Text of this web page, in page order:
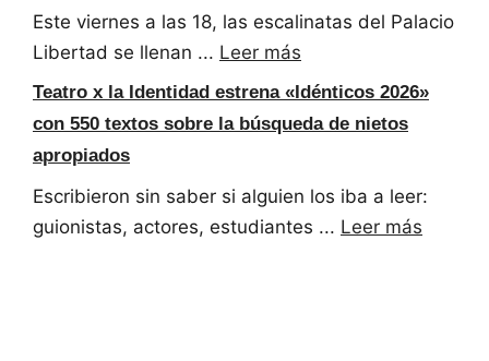
Este viernes a las 18, las escalinatas del Palacio
Libertad se llenan ... Leer más
Teatro x la Identidad estrena «Idénticos 2026»
con 550 textos sobre la búsqueda de nietos
apropiados
Escribieron sin saber si alguien los iba a leer:
guionistas, actores, estudiantes ... Leer más